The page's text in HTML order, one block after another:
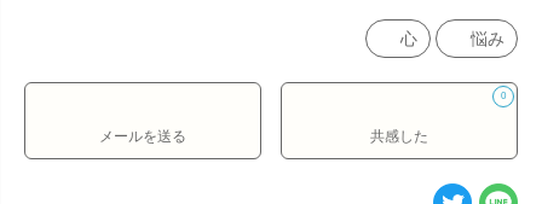
心 悩み
メールを送る
0
共感した